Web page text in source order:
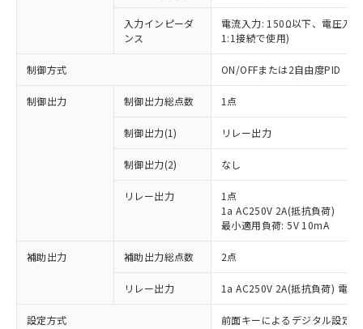
入力インピーダ
ンス
電流入力: 150Ω以下、電圧入
1:1接続で使用)
制御方式 ON/OFFまたは2自由度PID（
制御出力 制御出力総点数 1点
制御出力(1) リレー出力
制御出力(2) なし
リレー出力
1点
1a AC250V 2A(抵抗負荷)
最小適用負荷: 5V 10mA
補助出力 補助出力総点数 2点
リレー出力 1a AC250V 2A(抵抗負荷) 電
設定方式 前面キーによるデジタル設定